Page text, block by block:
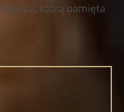
którą pamięta